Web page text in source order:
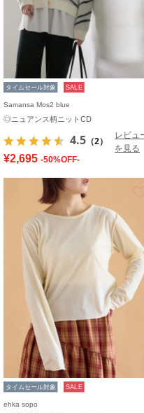
タイムセール対象 SALE
Samansa Mos2 blue
◎ニュアンス柄ニットCD
4.5 （2）
レビュ
を見る
¥2,695 -50%OFF-
タイムセール対象 SALE
ehka sopo